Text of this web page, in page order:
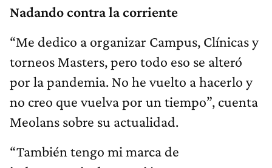
Nadando contra la corriente
“Me dedico a organizar Campus, Clínicas y
torneos Masters, pero todo eso se alteró
por la pandemia. No he vuelto a hacerlo y
no creo que vuelva por un tiempo”, cuenta
Meolans sobre su actualidad.
“También tengo mi marca de